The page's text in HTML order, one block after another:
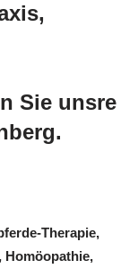
Sie unsre
Therapie,
‎Homöopathie,